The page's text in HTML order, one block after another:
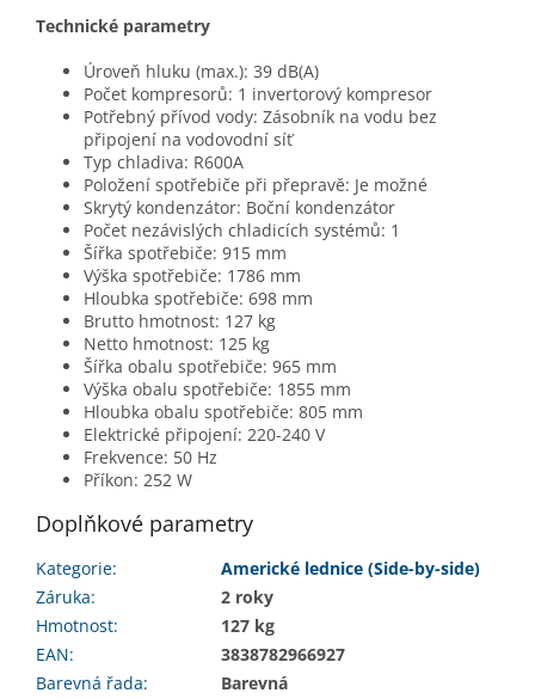
Technické parametry
Úroveň hluku (max.): 39 dB(A)
Počet kompresorů: 1 invertorový kompresor
Potřebný přívod vody: Zásobník na vodu bez
připojení na vodovodní síť
Typ chladiva: R600A
Položení spotřebiče při přepravě: Je možné
Skrytý kondenzátor: Boční kondenzátor
Počet nezávislých chladicích systémů: 1
Šířka spotřebiče: 915 mm
Výška spotřebiče: 1786 mm
Hloubka spotřebiče: 698 mm
Brutto hmotnost: 127 kg
Netto hmotnost: 125 kg
Šířka obalu spotřebiče: 965 mm
Výška obalu spotřebiče: 1855 mm
Hloubka obalu spotřebiče: 805 mm
Elektrické připojení: 220-240 V
Frekvence: 50 Hz
Příkon: 252 W
Doplňkové parametry
Kategorie:
Americké lednice (Side-by-side)
Záruka:
2 roky
Hmotnost:
127 kg
EAN:
3838782966927
Barevná řada:
Barevná